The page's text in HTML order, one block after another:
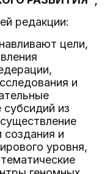
редакции:
цели,
и
из
создания и
уровня,